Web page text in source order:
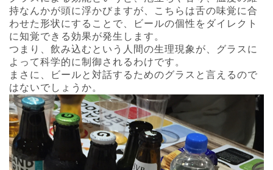
持なんかが頭に浮かびますが、こちらは舌の味覚に合
わせた形状にすることで、ビールの個性をダイレクト
に知覚できる効果が発生します。
つまり、飲み込むという人間の生理現象が、グラスに
よって科学的に制御されるわけです。
まさに、ビールと対話するためのグラスと言えるので
はないでしょうか。